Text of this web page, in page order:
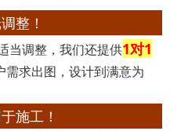
整！
当调整，我们还提供1对1
需求出图，设计到满意为
施工！